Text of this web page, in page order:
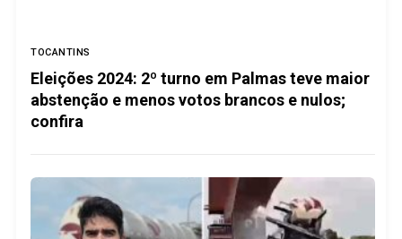
TOCANTINS
Eleições 2024: 2º turno em Palmas teve maior
abstenção e menos votos brancos e nulos;
confira